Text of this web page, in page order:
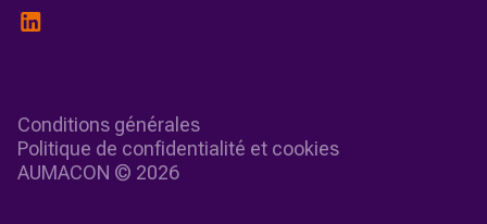
Conditions générales
Politique de confidentialité et cookies
AUMACON © 2026